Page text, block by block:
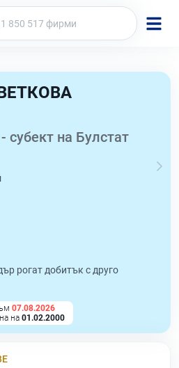
субект на Булстат
рогат добитък с друго
07.08.2026
на 01.02.2000